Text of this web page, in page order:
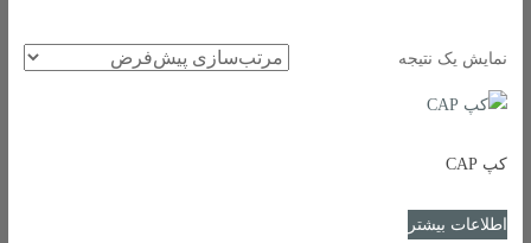
نمایش یک نتیجه
کپ CAP
اطلاعات بیشتر